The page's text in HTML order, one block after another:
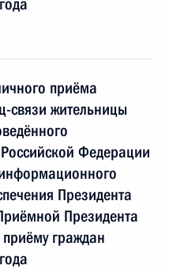
приёма
связи жительницы
Федерации
Президента
Президента
граждан